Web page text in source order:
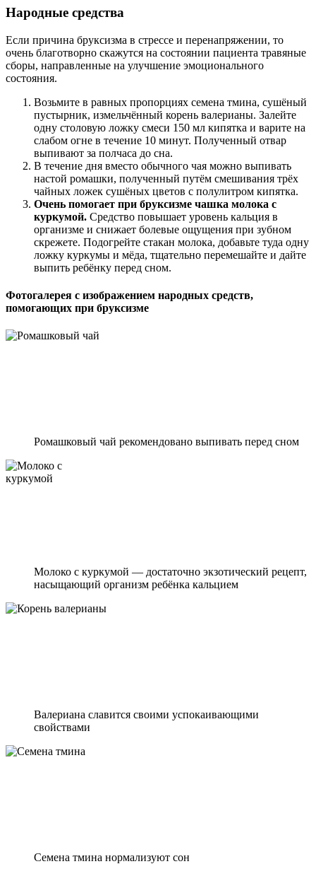
Народные средства
Если причина бруксизма в стрессе и перенапряжении, то
очень благотворно скажутся на состоянии пациента травяные
сборы, направленные на улучшение эмоционального
состояния.
Возьмите в равных пропорциях семена тмина, сушёный
пустырник, измельчённый корень валерианы. Залейте
одну столовую ложку смеси 150 мл кипятка и варите на
слабом огне в течение 10 минут. Полученный отвар
выпивают за полчаса до сна.
В течение дня вместо обычного чая можно выпивать
настой ромашки, полученный путём смешивания трёх
чайных ложек сушёных цветов с полулитром кипятка.
Очень помогает при бруксизме чашка молока с
куркумой. Средство повышает уровень кальция в
организме и снижает болевые ощущения при зубном
скрежете. Подогрейте стакан молока, добавьте туда одну
ложку куркумы и мёда, тщательно перемешайте и дайте
выпить ребёнку перед сном.
Фотогалерея с изображением народных средств,
помогающих при бруксизме
Ромашковый чай рекомендовано выпивать перед сном
Молоко с куркумой — достаточно экзотический рецепт,
насыщающий организм ребёнка кальцием
Валериана славится своими успокаивающими
свойствами
Семена тмина нормализуют сон